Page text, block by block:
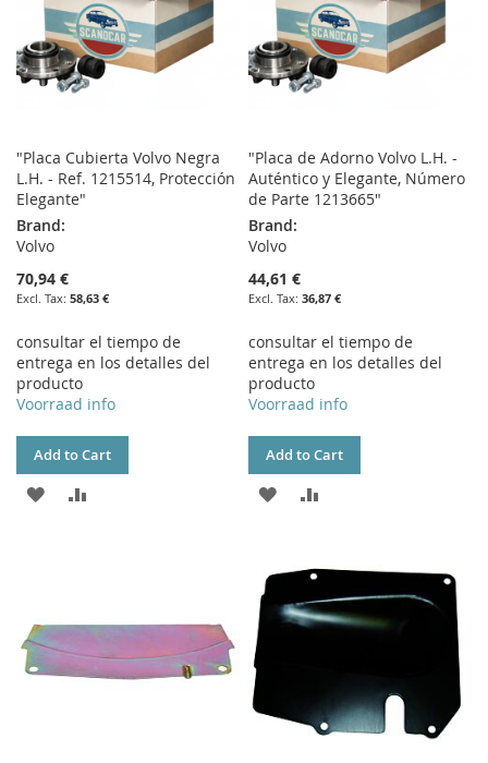
"Placa Cubierta Volvo Negra
L.H. - Ref. 1215514, Protección
Elegante"
Brand:
Volvo
70,94 €
58,63 €
consultar el tiempo de
entrega en los detalles del
producto
Voorraad info
Add to Cart
ADD
"Placa de Adorno Volvo L.H. -
Auténtico y Elegante, Número
de Parte 1213665"
Brand:
Volvo
44,61 €
36,87 €
consultar el tiempo de
entrega en los detalles del
producto
Voorraad info
Add to Cart
ADD
WISH
LIST
COMPARE